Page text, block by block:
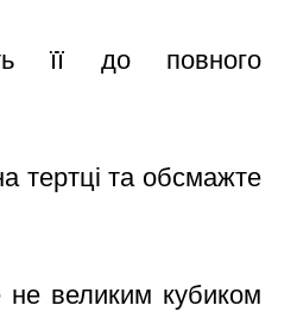
її до повного
тертці та обсмажте
великим кубиком